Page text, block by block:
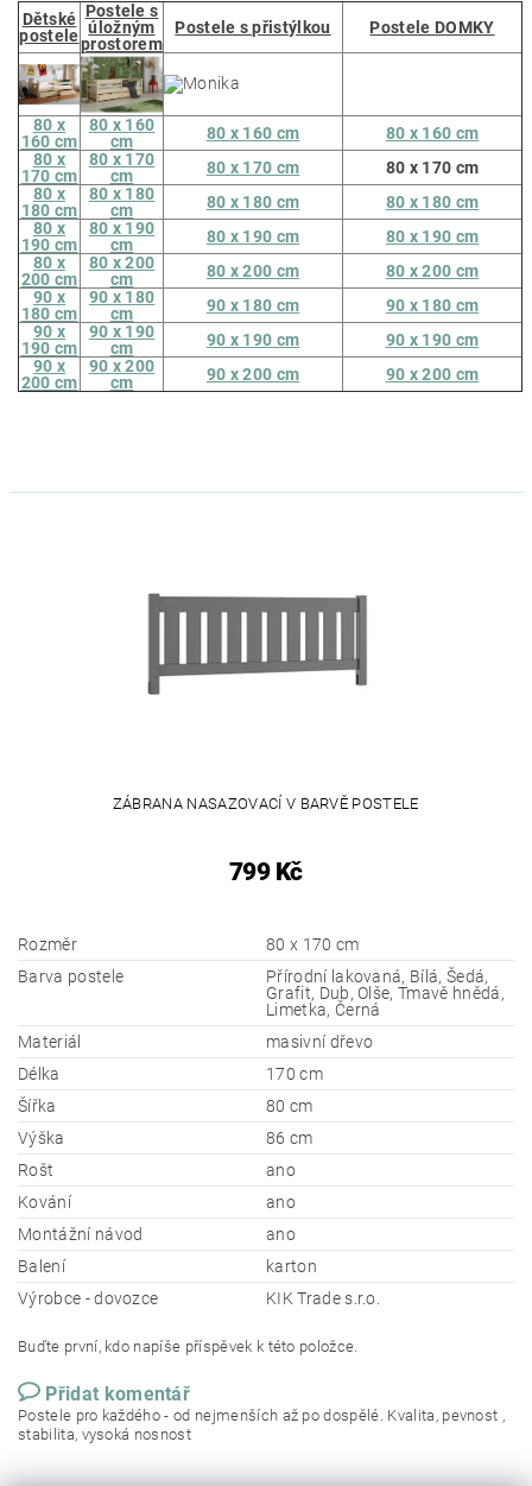
Dětské
postele
Postele s
úložným
prostorem
Postele s přistýlkou Postele DOMKY
80 x
160 cm
80 x 160
cm
80 x 160 cm
80 x 160 cm
80 x
170 cm
80 x 170
cm
80 x 170 cm
80 x 170 cm
80 x
180 cm
80 x 180
cm
80 x 180 cm
80 x 180 cm
80 x
190 cm
80 x 190
cm
80 x 190 cm
80 x 190 cm
80 x
200 cm
80 x 200
cm
80 x 200 cm
80 x 200 cm
90 x
180 cm
90 x 180
cm
90 x 180 cm
90 x 180 cm
90 x
190 cm
90 x 190
cm
90 x 190 cm
90 x 190 cm
90 x
200 cm
90 x 200
cm
90 x 200 cm 90 x 200 cm
ZÁBRANA NASAZOVACÍ V BARVĚ POSTELE
799 Kč
Rozměr
80 x 170 cm
Barva postele
Přírodní lakovaná, Bílá, Šedá,
Grafit, Dub, Olše, Tmavě hnědá,
Limetka, Černá
Materiál
masivní dřevo
Délka
170 cm
Šířka
80 cm
Výška
86 cm
Rošt
ano
Kování
ano
Montážní návod
ano
Balení
karton
Výrobce - dovozce
KIK Trade s.r.o.
Buďte první, kdo napíše příspěvek k této položce.
Přidat komentář
Postele pro každého - od nejmenších až po dospělé. Kvalita, pevnost ,
stabilita, vysoká nosnost